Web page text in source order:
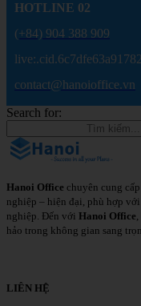
HOTLINE 02
(+84) 904 388 909
contact@hanoioffice.vn
Search for:
Hanoi Office chuyên cung
nghiệp – hiện đại, phù hợp
nghiệp. Đến với Hanoi Office
hảo trong không gian sang
LIÊN HỆ